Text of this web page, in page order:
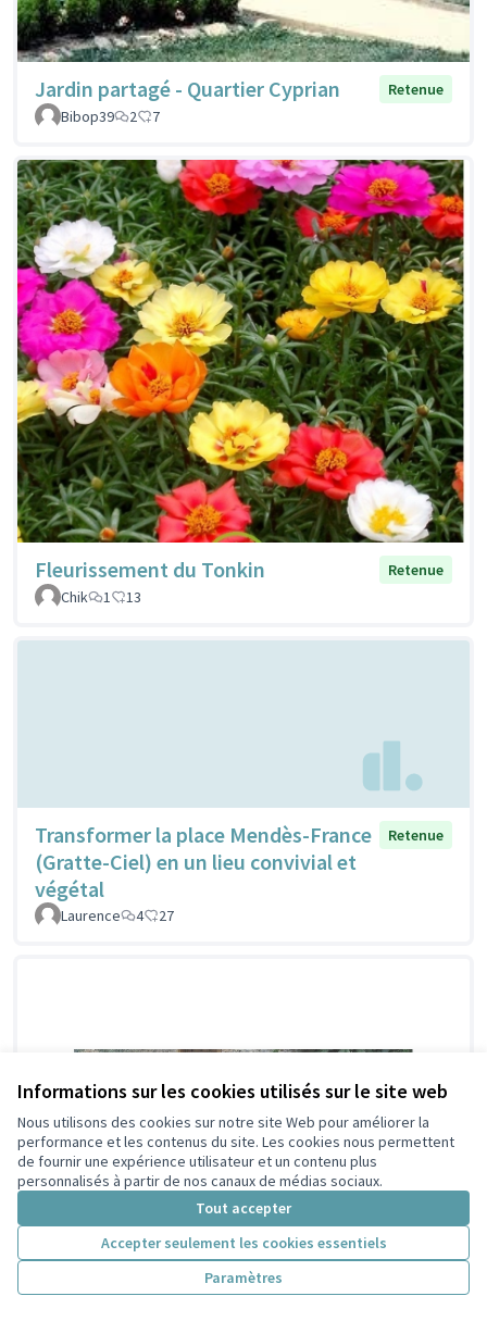
Informations sur les cookies utilisés sur le site web
Nous utilisons des cookies sur notre site Web pour améliorer la
performance et les contenus du site. Les cookies nous permettent
de fournir une expérience utilisateur et un contenu plus
personnalisés à partir de nos canaux de médias sociaux.
Tout accepter
Accepter seulement les cookies essentiels
Paramètres
Jardin partagé - Quartier Cyprian
Retenue
Bibop39
2 7
Fleurissement du Tonkin
Retenue
Chik
1 13
Transformer la place Mendès-France
(Gratte-Ciel) en un lieu convivial et
végétal
Retenue
Laurence 4 27